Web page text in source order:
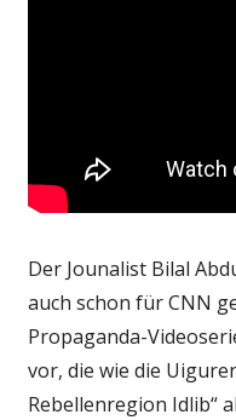
Der Jounalist Bilal
auch schon für CNN
Propaganda-
vor, die wie die
Rebellenregion Idlib“